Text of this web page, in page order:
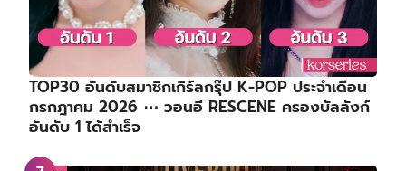
TOP30 อันดับสมาชิกเกิร์ลกรุ๊ป K-POP ประจำเดือน
กรกฎาคม 2026 ⋯ วอนอี RESCENE ครองบัลลังก์
อันดับ 1 ได้สำเร็จ